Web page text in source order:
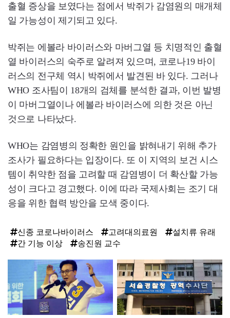
출혈 증상을 보였다는 점에서 박쥐가 감염원의 매개체
일 가능성이 제기되고 있다.
박쥐는 에볼라 바이러스와 마버그열 등 치명적인 출혈
열 바이러스의 숙주로 알려져 있으며, 코로나19 바이
러스의 전구체 역시 박쥐에서 발견된 바 있다. 그러나
WHO 조사팀이 18개의 검체를 분석한 결과, 이번 발병
이 마버그열이나 에볼라 바이러스에 의한 것은 아닌
것으로 나타났다.
WHO는 감염병의 정확한 원인을 밝혀내기 위해 추가
조사가 필요하다는 입장이다. 또 이 지역의 보건 시스
템이 취약한 점을 고려할 때 감염병이 더 확산할 가능
성이 크다고 경고했다. 이에 따라 국제사회는 조기 대
응을 위한 협력 방안을 모색 중이다.
신종 코로나바이러스 고려대의료원
설치류 유래
간 기능 이상
송진원 교수
인